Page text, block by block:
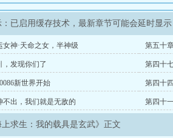
已启用缓存技术，最新章节可能会延时显
神·天命之女，半神级 第五十
，发现你们了 第四十
新世界开始 第四十
不出，我们就是无敌的 第四十
上求生：我的载具是玄武》正文